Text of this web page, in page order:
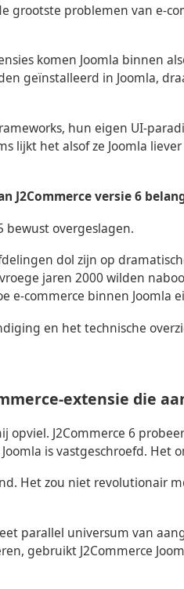
grootste problemen van e-
komen Joomla binnen
geïnstalleerd in Joomla,
hun eigen UI-
lijkt het alsof ze Joomla
J2Commerce versie 6
bewust overgeslagen.
dol zijn op
jaren 2000 wilden
e-commerce binnen Joomla
en het technische
extensie die
opviel. J2Commerce 6
is vastgeschroefd. Het
Het zou niet revolutionair
parallel universum van
gebruikt J2Commerce